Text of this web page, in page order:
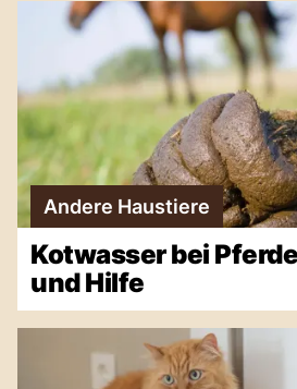
Andere Haustiere
Kotwasser bei
und Hilfe